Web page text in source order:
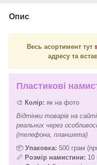
Опис
Весь асортимент тут
адресу та
Пластикові
🎨 Колір: як на фото
Відтінки товарів на
реальних через
(телефона, планшета)
📦 Упаковка: 500 грам
📏 Розмір намистини: 10